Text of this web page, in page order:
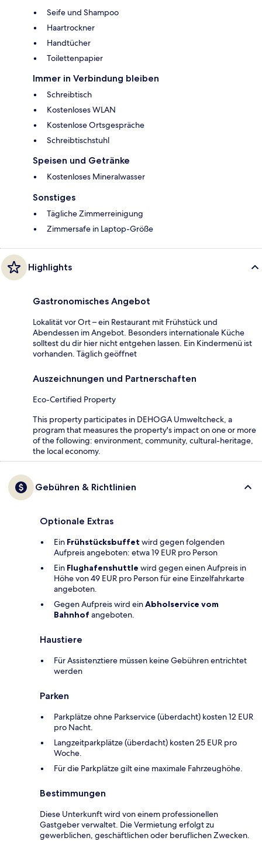
Seife und Shampoo
Haartrockner
Handtücher
Toilettenpapier
Immer in Verbindung bleiben
Schreibtisch
Kostenloses WLAN
Kostenlose Ortsgespräche
Schreibtischstuhl
Speisen und Getränke
Kostenloses Mineralwasser
Sonstiges
Tägliche Zimmerreinigung
Zimmersafe in Laptop-Größe
Highlights
Gastronomisches Angebot
Lokalität vor Ort – ein Restaurant mit Frühstück und
Abendessen im Angebot. Besonders internationale Küche
solltest du dir hier nicht entgehen lassen. Ein Kindermenü ist
vorhanden. Täglich geöffnet
Auszeichnungen und Partnerschaften
Eco-Certified Property
This property participates in DEHOGA Umweltcheck, a
program that measures the property's impact on one or more
of the following: environment, community, cultural-heritage,
the local economy.
Gebühren & Richtlinien
Optionale Extras
Ein Frühstücksbuffet wird gegen folgenden
Aufpreis angeboten: etwa 19 EUR pro Person
Ein Flughafenshuttle wird gegen einen Aufpreis in
Höhe von 49 EUR pro Person für eine Einzelfahrkarte
angeboten.
Gegen Aufpreis wird einAbholservice vom
Bahnhof angeboten.
Haustiere
Für Assistenztiere müssen keine Gebühren entrichtet
werden
Parken
Parkplätze ohne Parkservice (überdacht) kosten 12 EUR
pro Nacht.
Langzeitparkplätze (überdacht) kosten 25 EUR pro
Woche.
Für die Parkplätze gilt eine maximale Fahrzeughöhe.
Bestimmungen
Diese Unterkunft wird von einem professionellen
Gastgeber verwaltet. Die Vermietung erfolgt zu
gewerblichen, geschäftlichen oder beruflichen Zwecken.